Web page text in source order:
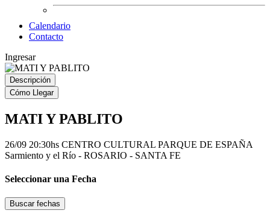
Calendario
Contacto
Ingresar
Descripción
Cómo Llegar
MATI Y PABLITO
26/09 20:30hs CENTRO CULTURAL PARQUE DE ESPAÑA
Sarmiento y el Rí­o - ROSARIO - SANTA FE
Seleccionar una Fecha
Buscar fechas